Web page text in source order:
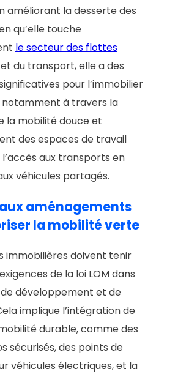
améliorant la desserte des
qu’elle touche
le secteur des flottes
et du transport, elle a des
pour l’immobilier
notamment à travers la
la mobilité douce et
des espaces de travail
aux transports en
véhicules partagés.
aménagements
la mobilité verte
immobilières doivent tenir
de la loi LOM dans
développement et de
implique l’intégration de
durable, comme des
sécurisés, des points de
véhicules électriques, et la